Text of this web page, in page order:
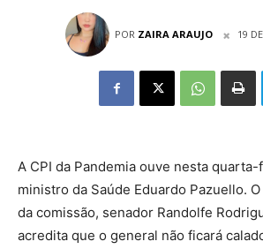
POR ZAIRA ARAUJO 19
A CPI da Pandemia ouve nesta
ministro da Saúde Eduardo Pazuello.
da comissão, senador Randolfe
acredita que o general não ficará